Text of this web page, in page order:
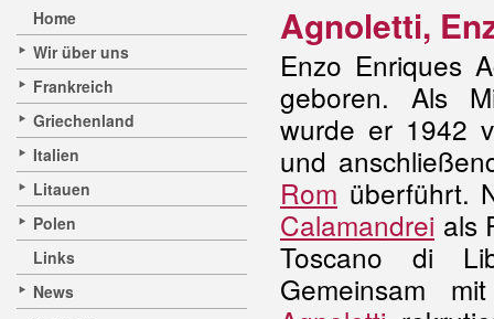
Home
Wir über uns
Frankreich
Griechenland
Italien
Litauen
Polen
Links
News
Agnoletti,
Enzo Enriques
geboren. Als
wurde er 1942
und
Rom überführt.
Calamandrei als
Toscano di
Gemeinsam